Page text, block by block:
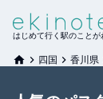
はじめて行く駅のこと
四国 香川県